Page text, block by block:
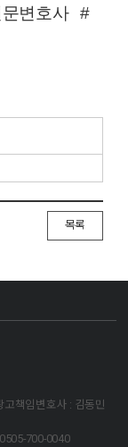
변호사 #
목록
고책임변호사 : 김동민
700-0040